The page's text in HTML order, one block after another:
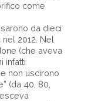
come
da dieci
2012. Nel
(che aveva
infatti
non uscirono
(da 40, 80,